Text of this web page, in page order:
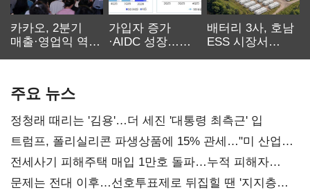
카카오, 2분기
매출·영업익 역대
가입자 증가
·AIDC 성장…
배터리 3사, 호남
ESS 시장서
주요 뉴스
정청래 때리는 '김용'…더 세진 '대통령 최측근' 입
트럼프, 폴리실리콘 파생상품에 15% 관세…"미 산업
재건"
전세사기 피해주택 매입 1만호 돌파…누적 피해자
4만278명
문제는 전대 이후…선호투표제로 뒤집힐 땐 '지지층